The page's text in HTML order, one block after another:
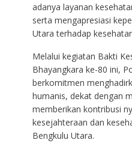
adanya layanan
serta mengapresiasi
Utara terhadap
Melalui kegiatan Bakti
Bhayangkara ke-80 ini,
berkomitmen
humanis, dekat dengan
memberikan kontribusi
kesejahteraan dan
Bengkulu Utara.